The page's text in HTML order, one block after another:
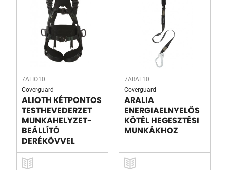
7ALIO10
Coverguard
ALIOTH KÉTPONTOS
TESTHEVEDERZET
MUNKAHELYZET-
BEÁLLÍTÓ
DERÉKÖVVEL
7ARAL10
Coverguard
ARALIA
ENERGIAELNYELŐS
KÖTÉL HEGESZTÉSI
MUNKÁKHOZ